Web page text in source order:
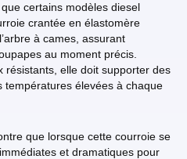
certains modèles diesel
crantée en élastomère
à cames, assurant
au moment précis.
résistants, elle doit supporter des
températures élevées à chaque
que lorsque cette courroie se
et dramatiques pour